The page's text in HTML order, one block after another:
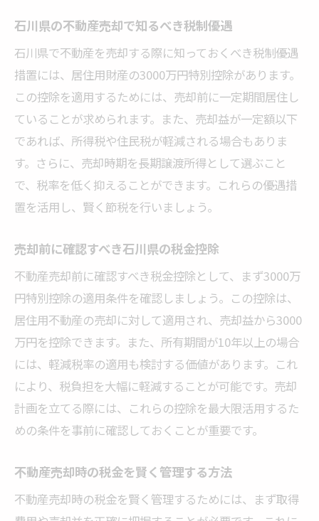
石川県の不動産売却で知るべき税制優遇
石川県で不動産を売却する際に知っておくべき税制優遇
措置には、居住用財産の3000万円特別控除があります。
この控除を適用するためには、売却前に一定期間居住し
ていることが求められます。また、売却益が一定額以下
であれば、所得税や住民税が軽減される場合もありま
す。さらに、売却時期を長期譲渡所得として選ぶこと
で、税率を低く抑えることができます。これらの優遇措
置を活用し、賢く節税を行いましょう。
売却前に確認すべき石川県の税金控除
不動産売却前に確認すべき税金控除として、まず3000万
円特別控除の適用条件を確認しましょう。この控除は、
居住用不動産の売却に対して適用され、売却益から3000
万円を控除できます。また、所有期間が10年以上の場合
には、軽減税率の適用も検討する価値があります。これ
により、税負担を大幅に軽減することが可能です。売却
計画を立てる際には、これらの控除を最大限活用するた
めの条件を事前に確認しておくことが重要です。
不動産売却時の税金を賢く管理する方法
不動産売却時の税金を賢く管理するためには、まず取得